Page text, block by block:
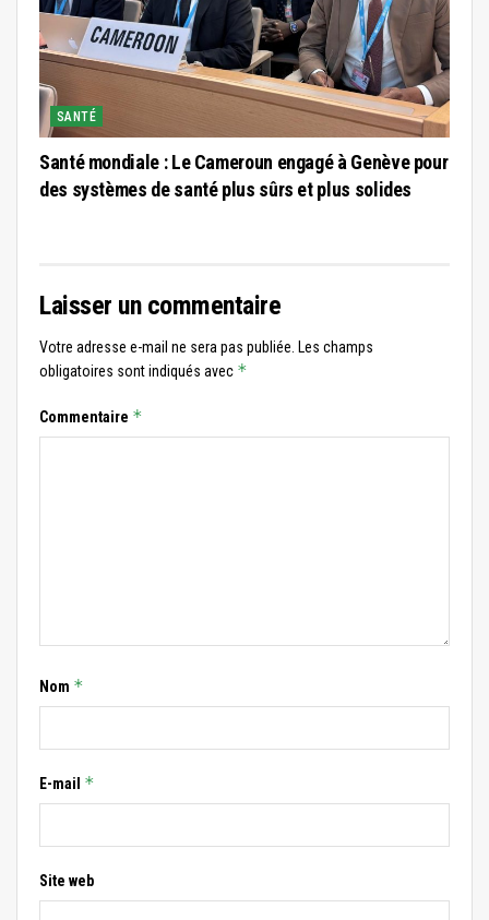
SANTÉ
Santé mondiale : Le Cameroun engagé à Genève pour
des systèmes de santé plus sûrs et plus solides
Laisser un commentaire
Votre adresse e-mail ne sera pas publiée. Les champs
obligatoires sont indiqués avec *
Commentaire *
Nom *
E-mail *
Site web